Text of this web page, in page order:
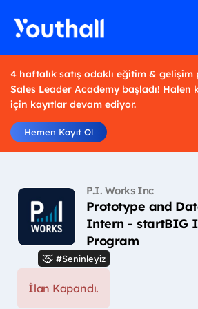
4 haftalık satış odaklı eğitim & gelişim
Sales Leader Academy başladı! Halen
için kayıtlar devam ediyor.
Hemen Kayıt Ol
P.I. Works Inc
Prototype and
Intern - startBIG
Program
#Seninleyiz
İlan Kapandı.